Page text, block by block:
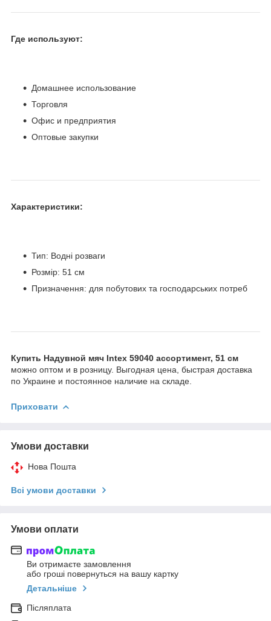
Где используют:
Домашнее использование
Торговля
Офис и предприятия
Оптовые закупки
Характеристики:
Тип: Водні розваги
Розмір: 51 см
Призначення: для побутових та господарських потреб
Купить Надувной мяч Intex 59040 ассортимент, 51 см
можно оптом и в розницу. Выгодная цена, быстрая доставка
по Украине и постоянное наличие на складе.
Приховати
Умови доставки
Нова Пошта
Всі умови доставки
Умови оплати
Ви отримаєте замовлення
або гроші повернуться на вашу картку
Детальніше
Післяплата